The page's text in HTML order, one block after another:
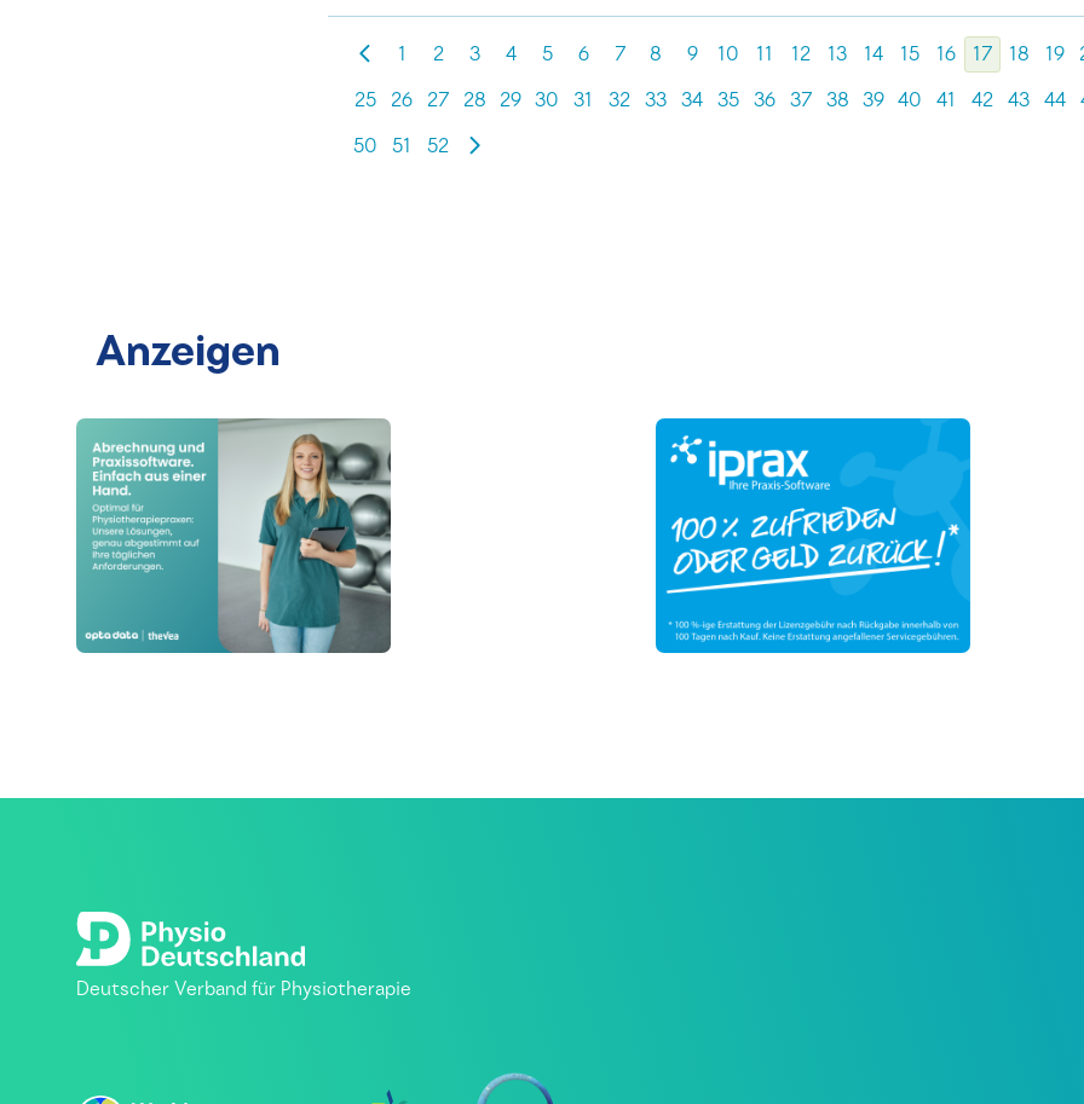
1 2 3 4 5 6 7 8 9 10 11 12 13 14 15 16 17 18 19
25 26 27 28 29 30 31 32 33 34 35 36 37 38 39 40 41 42 43 44
50 51 52
Anzeigen
Deutscher Verband für Physiotherapie